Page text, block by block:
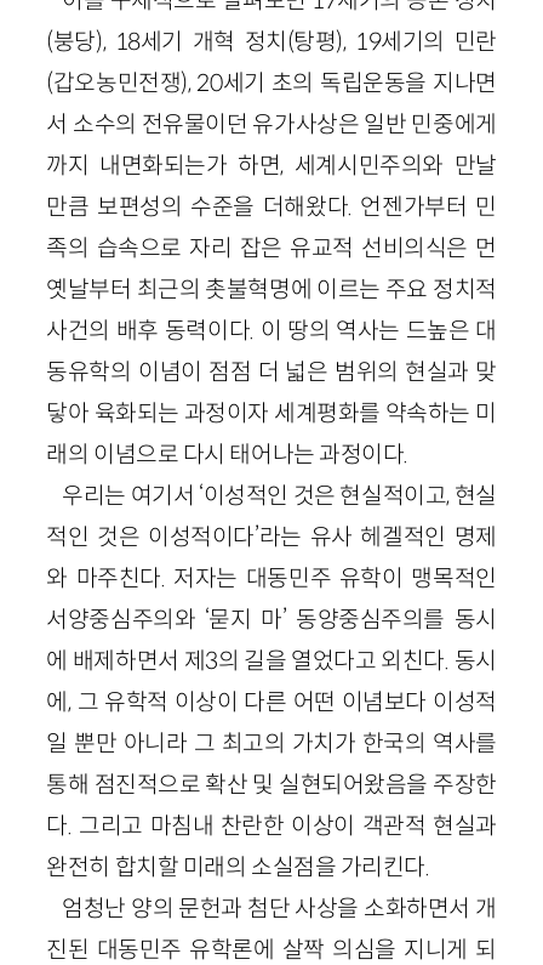
(붕당), 18세기 개혁 정치(탕평), 19세기의 민란
(갑오농민전쟁), 20세기 초의 독립운동을 지나면
서 소수의 전유물이던 유가사상은 일반 민중에게
까지 내면화되는가 하면, 세계시민주의와 만날
만큼 보편성의 수준을 더해왔다. 언젠가부터 민
족의 습속으로 자리 잡은 유교적 선비의식은 먼
옛날부터 최근의 촛불혁명에 이르는 주요 정치적
사건의 배후 동력이다. 이 땅의 역사는 드높은 대
동유학의 이념이 점점 더 넓은 범위의 현실과 맞
닿아 육화되는 과정이자 세계평화를 약속하는 미
래의 이념으로 다시 태어나는 과정이다.
우리는 여기서 ‘이성적인 것은 현실적이고, 현실
적인 것은 이성적이다’라는 유사 헤겔적인 명제
와 마주친다. 저자는 대동민주 유학이 맹목적인
서양중심주의와 ‘묻지 마’ 동양중심주의를 동시
에 배제하면서 제3의 길을 열었다고 외친다. 동시
에, 그 유학적 이상이 다른 어떤 이념보다 이성적
일 뿐만 아니라 그 최고의 가치가 한국의 역사를
통해 점진적으로 확산 및 실현되어왔음을 주장한
다. 그리고 마침내 찬란한 이상이 객관적 현실과
완전히 합치할 미래의 소실점을 가리킨다.
엄청난 양의 문헌과 첨단 사상을 소화하면서 개
진된 대동민주 유학론에 살짝 의심을 지니게 되